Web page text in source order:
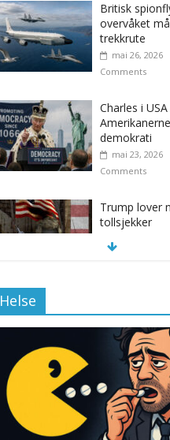
Britisk
overvåket
trekkrute
mai 26, 2026
Comments
Charles i
demokrati
mai 23, 2026
Comments
Trump lover
tollsjekker
No Comments
klimakrisen i
november
No Comments
Drone
flytrafikken i
ekspert
Helse